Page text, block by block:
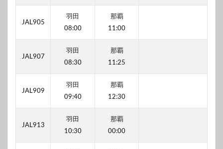
JAL905
羽田
08:00
那覇
11:00
JAL907
羽田
08:30
那覇
11:25
JAL909
羽田
09:40
那覇
12:30
JAL913
羽田
10:30
那覇
00:00